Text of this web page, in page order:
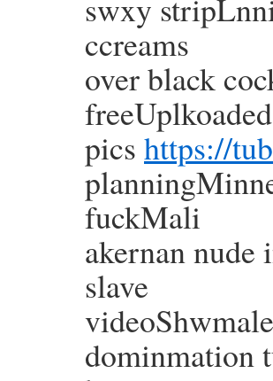
swxy
ccreams
over black
pics https://
fuckMali
akernan
slave
dominmation